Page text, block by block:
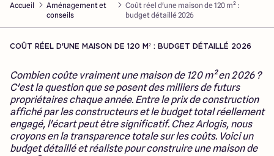
Votre projet
Qui sommes-nous
Maisons ARLOGIS Nord
Lille - Villeneuve d'Ascq
03 66 72 64 60
Valenciennes - Marly 03 27 45 60 30
Accueil
Aménagement et
conseils
Coût réel d'une maison de 120 m² :
budget détaillé 2026
COÛT RÉEL D'UNE MAISON DE 120 M² : BUDGET DÉTAILLÉ 2026
Combien coûte vraiment une maison de 120 m² en 2026 ?
C'est la question que se posent des milliers de futurs
propriétaires chaque année. Entre le prix de construction
affiché par les constructeurs et le budget total réellement
engagé, l'écart peut être significatif. Chez Arlogis, nous
croyons en la transparence totale sur les coûts. Voici un
budget détaillé et réaliste pour construire une maison de